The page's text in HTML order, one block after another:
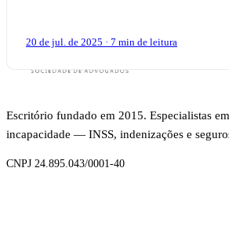
20 de jul. de 2025 · 7 min de leitura
Escritório fundado em 2015. Especialistas
incapacidade — INSS, indenizações e
CNPJ 24.895.043/0001-40